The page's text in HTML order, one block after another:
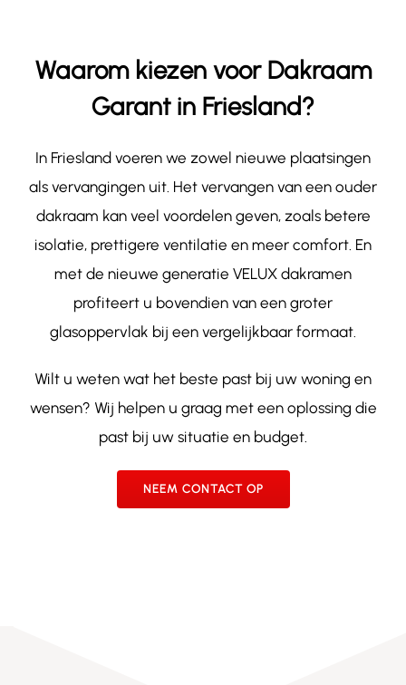
Waarom kiezen voor Dakraam
Garant in Friesland?
In Friesland voeren we zowel nieuwe plaatsingen
als vervangingen uit. Het vervangen van een ouder
dakraam kan veel voordelen geven, zoals betere
isolatie, prettigere ventilatie en meer comfort. En
met de nieuwe generatie VELUX dakramen
profiteert u bovendien van een groter
glasoppervlak bij een vergelijkbaar formaat.
Wilt u weten wat het beste past bij uw woning en
wensen? Wij helpen u graag met een oplossing die
past bij uw situatie en budget.
NEEM CONTACT OP